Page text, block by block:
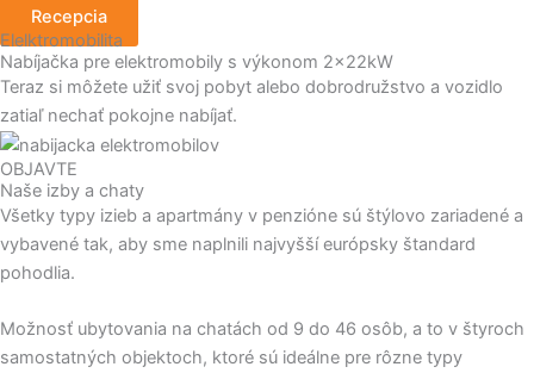
Recepcia
Elelktromobilita
Nabíjačka pre elektromobily s výkonom 2x22kW
Teraz si môžete užiť svoj pobyt alebo dobrodružstvo a vozidlo
zatiaľ nechať pokojne nabíjať.
OBJAVTE
Naše izby a chaty
Všetky typy izieb a apartmány v penzióne sú štýlovo zariadené a
vybavené tak, aby sme naplnili najvyšší európsky štandard
pohodlia.
Možnosť ubytovania na chatách od 9 do 46 osôb, a to v štyroch
samostatných objektoch, ktoré sú ideálne pre rôzne typy